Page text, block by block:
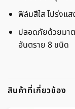
ฟิล์มสีใส โปร่งแส
ปลอดภัยด้วยมา
อันตราย 8 ชนิด
สินค้าที่เกี่ยวข้อง